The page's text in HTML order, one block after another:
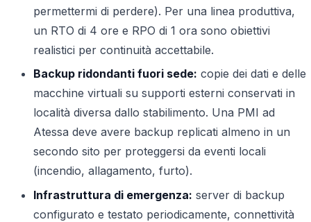
permettermi di perdere). Per una linea produttiva,
un RTO di 4 ore e RPO di 1 ora sono obiettivi
realistici per continuità accettabile.
Backup ridondanti fuori sede: copie dei dati e delle
macchine virtuali su supporti esterni conservati in
località diversa dallo stabilimento. Una PMI ad
Atessa deve avere backup replicati almeno in un
secondo sito per proteggersi da eventi locali
(incendio, allagamento, furto).
Infrastruttura di emergenza: server di backup
configurato e testato periodicamente, connettività